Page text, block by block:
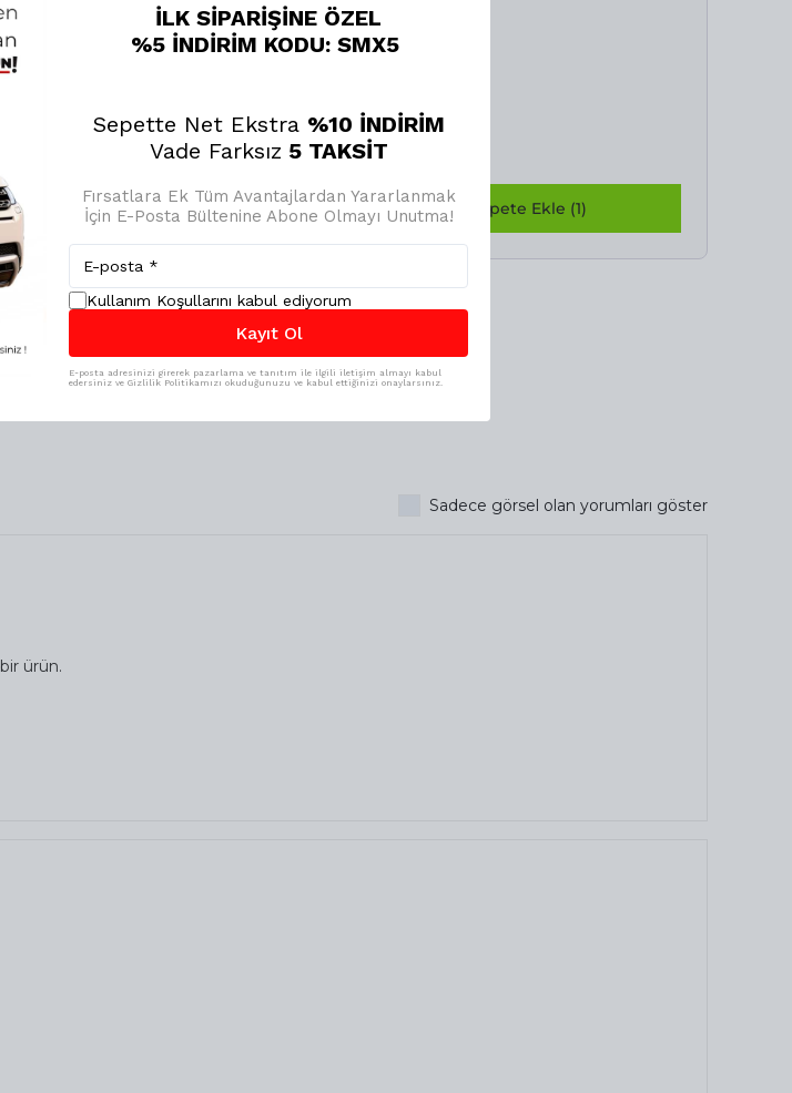
Temizleyici Köpük
₺ 296.65
Birlikte Sepete Ekle (1)
Sadece görsel olan yorumları göster
ürün.
İLK SİPARİŞİNE ÖZEL
%5 İNDİRİM KODU: SMX5
Sepette Net Ekstra %10 İNDİRİM
Vade Farksız 5 TAKSİT
Fırsatlara Ek Tüm Avantajlardan Yararlanmak
İçin E-Posta Bültenine Abone Olmayı Unutma!
Kullanım Koşullarını kabul ediyorum
Kayıt Ol
E-posta adresinizi girerek pazarlama ve tanıtım ile ilgili iletişim almayı kabul
edersiniz ve Gizlilik Politikamızı okuduğunuzu ve kabul ettiğinizi onaylarsınız.